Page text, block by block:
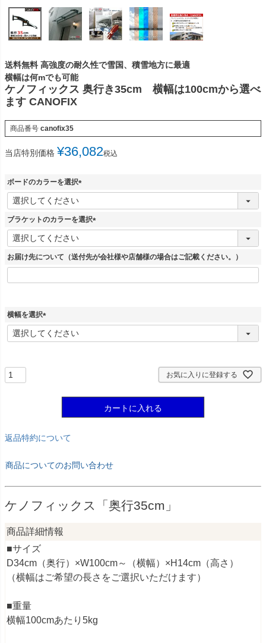
送料無料 高強度の耐久性で雪国、積雪地方に最適
横幅は何mでも可能
ケノフィックス 奥行き35cm 横幅は100cmから選べ
ます CANOFIX
商品番号 canofix35
当店特別価格 ¥36,082税込
ボードのカラーを選択
(
須
ブラケットのカラーを選択
(
須
お届け先について（送付先が会社様や店舗様の場合はご記載ください。）
横幅を選択
(
必
お気に入りに登録する
カートに入れる
返品特約について
商品についてのお問い合わせ
ケノフィックス「奥行35cm」
商品詳細情報
■サイズ
D34cm（奥行）×W100cm～（横幅）×H14cm（高さ）
（横幅はご希望の長さをご選択いただけます）
■重量
横幅100cmあたり5kg